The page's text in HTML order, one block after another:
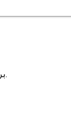
نقشه سفن taksin bts ایستگاه. سفن taksin bts ایستگاه map (Thailand) برای چاپ. سفن taksin bts ایستگاه map (Thailand) برای دانلود.